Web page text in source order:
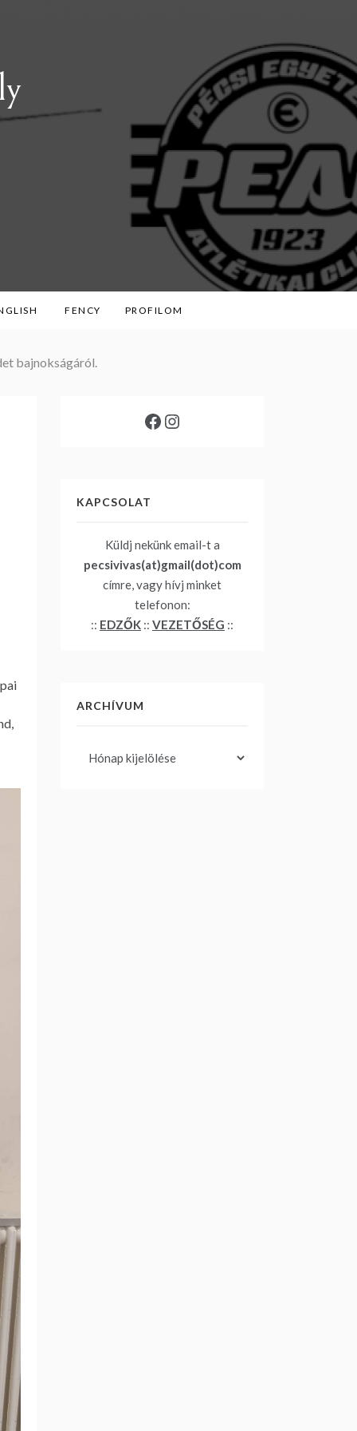
FENCY PROFILOM
bajnokságáról.
Facebook
Instagram
KAPCSOLAT
Küldj nekünk email-t a
pecsivivas(at)gmail(dot)com
címre, vagy hívj minket
telefonon:
:: EDZŐK :: VEZETŐSÉG ::
ARCHÍVUM